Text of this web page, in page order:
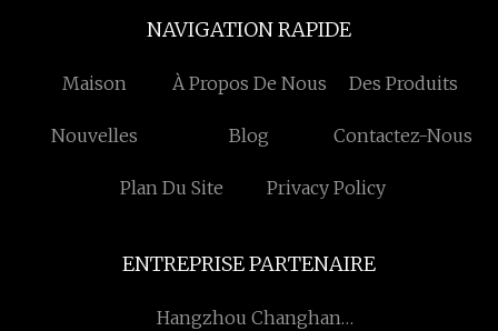
NAVIGATION RAPIDE
Maison À Propos De Nous Des Produits
Nouvelles Blog Contactez-Nous
Plan Du Site Privacy Policy
ENTREPRISE PARTENAIRE
Hangzhou Changhan